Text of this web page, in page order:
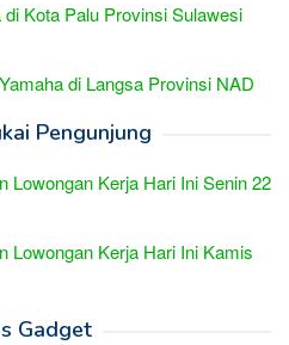
Kota Palu Provinsi Sulawesi
di Langsa Provinsi NAD
Pengunjung
Lowongan Kerja Hari Ini Senin 22
Lowongan Kerja Hari Ini Kamis
Gadget